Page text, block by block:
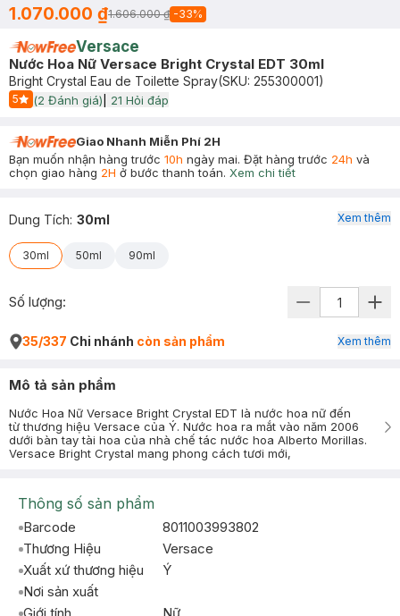
1.070.000 ₫1.606.000 ₫ -33%
Versace
Nước Hoa Nữ Versace Bright Crystal EDT 30ml
Bright Crystal Eau de Toilette Spray(SKU: 255300001)
5
Start Icon
(2 Đánh giá) 21 Hỏi đáp
Giao Nhanh Miễn Phí 2H
Bạn muốn nhận hàng trước 10h ngày mai. Đặt hàng trước 24h và
chọn giao hàng 2H ở bước thanh toán. Xem chi tiết
Dung Tích: 30ml
30ml 50ml 90ml
Xem thêm
Số lượng:
35/337 Chi nhánh còn sản phẩm Xem thêm
Mô tả sản phẩm
Nước Hoa Nữ Versace Bright Crystal EDT là nước hoa nữ đến
từ thương hiệu Versace của Ý. Nước hoa ra mắt vào năm 2006
dưới bàn tay tài hoa của nhà chế tác nước hoa Alberto Morillas.
Versace Bright Crystal mang phong cách tươi mới,
Thông số sản phẩm
Barcode
8011003993802
Thương Hiệu
Versace
Xuất xứ thương hiệu
Ý
Nơi sản xuất